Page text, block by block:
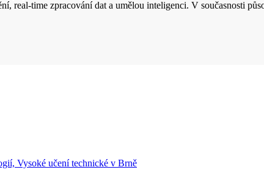
real-time zpracování dat a umělou inteligenci. V současnosti
Vysoké učení technické v Brně